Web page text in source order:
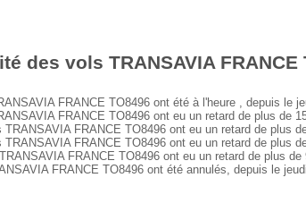
des vols TRANSAVIA
FRANCE TO8496 ont été à l'heure , depuis le
FRANCE TO8496 ont eu un retard de plus de
FRANCE TO8496 ont eu un retard de plus
FRANCE TO8496 ont eu un retard de plus
FRANCE TO8496 ont eu un retard de plus
FRANCE TO8496 ont été annulés, depuis le